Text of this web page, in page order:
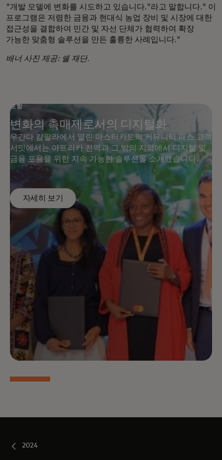
"개발 모델에 변화를 시도하고 있습니다."라고 말합니다." 이
프로그램은 저렴한 금융과 현대식 농업 장비 및 시장에 대한
접근성을 결합하여 민간 및 자선 단체가 협력하여 확장
가능한 맞춤형 솔루션을 만든 훌륭한 사례입니다."
배너 사진 제공: 쉘 재단.
포함
변화의 촉매제로서의 디지털화
우간다 캄팔라에서 열린 마스터카드의 커뮤니티 패스 고객
서밋에서는 아프리카 전역과 그 밖의 지역에서 디지털 및
금융 포용을 위한 지속 가능한 솔루션을 소개했습니다.
자세히 보기
2024